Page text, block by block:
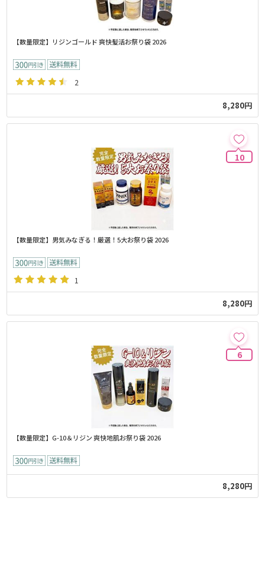
【数量限定】リジンゴールド 爽快髪活お祭り袋 2026
2
8,280円
10
【数量限定】男気みなぎる！厳選！5大お祭り袋 2026
1
8,280円
6
【数量限定】G-10＆リジン 爽快地肌お祭り袋 2026
8,280円